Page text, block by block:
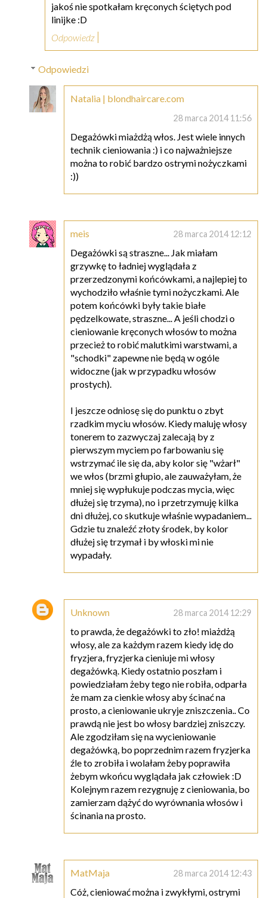
jakoś nie spotkałam kręconych ściętych pod
linijke :D
Odpowiedz
Odpowiedzi
Natalia | blondhaircare.com
28 marca 2014 11:56
Degażówki miażdżą włos. Jest wiele innych
technik cieniowania :) i co najważniejsze
można to robić bardzo ostrymi nożyczkami
:))
meis 28 marca 2014 12:12
Degażówki są straszne... Jak miałam
grzywkę to ładniej wyglądała z
przerzedzonymi końcówkami, a najlepiej to
wychodziło właśnie tymi nożyczkami. Ale
potem końcówki były takie białe
pędzelkowate, straszne... A jeśli chodzi o
cieniowanie kręconych włosów to można
przecież to robić malutkimi warstwami, a
"schodki" zapewne nie będą w ogóle
widoczne (jak w przypadku włosów
prostych).
I jeszcze odniosę się do punktu o zbyt
rzadkim myciu włosów. Kiedy maluję włosy
tonerem to zazwyczaj zalecają by z
pierwszym myciem po farbowaniu się
wstrzymać ile się da, aby kolor się "wżarł"
we włos (brzmi głupio, ale zauważyłam, że
mniej się wypłukuje podczas mycia, więc
dłużej się trzyma), no i przetrzymuję kilka
dni dłużej, co skutkuje właśnie wypadaniem...
Gdzie tu znaleźć złoty środek, by kolor
dłużej się trzymał i by włoski mi nie
wypadały.
Unknown 28 marca 2014 12:29
to prawda, że degażówki to zło! miażdżą
włosy, ale za każdym razem kiedy idę do
fryzjera, fryzjerka cieniuje mi włosy
degażówką. Kiedy ostatnio poszłam i
powiedziałam żeby tego nie robiła, odparła
że mam za cienkie włosy aby ścinać na
prosto, a cieniowanie ukryje zniszczenia.. Co
prawdą nie jest bo włosy bardziej zniszczy.
Ale zgodziłam się na wycieniowanie
degażówką, bo poprzednim razem fryzjerka
źle to zrobiła i wolałam żeby poprawiła
żebym wkońcu wyglądała jak człowiek :D
Kolejnym razem rezygnuję z cieniowania, bo
zamierzam dążyć do wyrównania włosów i
ścinania na prosto.
MatMaja 28 marca 2014 12:43
Cóż, cieniować można i zwykłymi, ostrymi